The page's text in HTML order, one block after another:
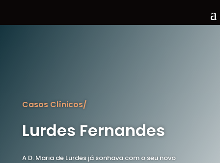
Casos Clínicos/
Lurdes Fernandes
A D. Maria de Lurdes já sonhava com o seu novo